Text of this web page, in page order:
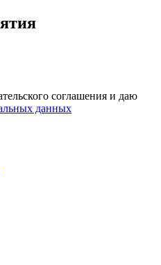
соглашения и даю
данных